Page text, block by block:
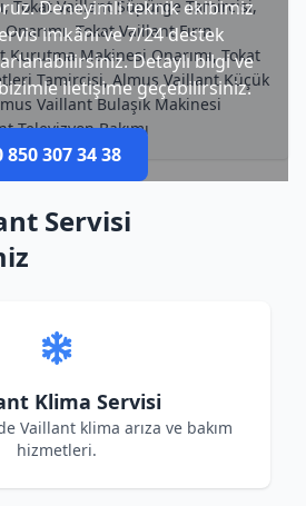
Deneyimli teknik ekibimiz
imkânı ve 7/24 destek
Detaylı bilgi ve
iletişime geçebilirsiniz.
850 307 34 38
Tokat Vaillant Süpürge Tamircisi,
Tokat Vaillant Fırın
Kurutma Makinesi Onarımı, Tokat
Tamircisi, Almus Vaillant Küçük
Vaillant Bulaşık Makinesi
Televizyon Bakımı
Servisi
Klima Servisi
Vaillant klima arıza ve bakım
hizmetleri.